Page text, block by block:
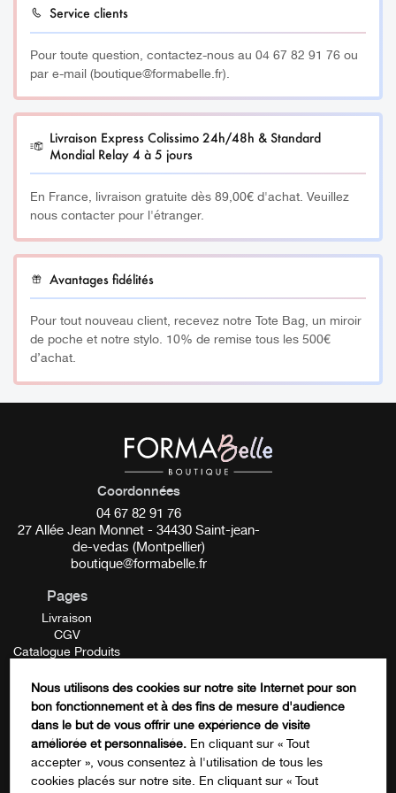
et c’est prouvé !
Sans conservateur, ni eau, ni produit pétrochimique, les
pigments sont adaptés au pH de la peau et labellisés
Vegan.
__________
À savoir :
Fabriqués en atmosphère contrôlée dans un laboratoire
certifié EN13485 et BPF, les pigments Airless Color® sont
le résultat d’un assemblage précis de pigments
organiques et minéraux. En effet, ils font l’objet de
contrôles rigoureux : analyse des métaux lourds et des
amines aromatiques. Ainsi, ils sont en parfaite conformité
avec les préconisations de l’Europe et la législation
française, l’une des plus rigoureuses au monde. Pigment
Made in FRANCE / Pigment VEGAN.
Pigment Made in FRANCE
REACH
__________
WH01 – Snowy White
Conditionnement :13 ml
Tonalité :Chaude
________
Fiche de données de sécurité Snowy White
Service clients
Pour toute question, contactez-nous au 04 67 82 91 76 ou
par e-mail (boutique@formabelle.fr).
Livraison Express Colissimo 24h/48h & Standard
Mondial Relay 4 à 5 jours
En France, livraison gratuite dès 89,00€ d'achat. Veuillez
nous contacter pour l'étranger.
Avantages fidélités
Pour tout nouveau client, recevez notre Tote Bag, un miroir
de poche et notre stylo. 10% de remise tous les 500€
d’achat.
Name
Coordonnées
04 67 82 91 76
27 Allée Jean Monnet - 34430 Saint-jean-
de-vedas (Montpellier)
boutique@formabelle.fr
Pages
Livraison
CGV
Catalogue Produits
Contactez-nous
FORMATION
Nous utilisons des cookies sur notre site Internet pour son
bon fonctionnement et à des fins de mesure d'audience
dans le but de vous offrir une expérience de visite
améliorée et personnalisée. En cliquant sur « Tout
accepter », vous consentez à l'utilisation de tous les
cookies placés sur notre site. En cliquant sur « Tout